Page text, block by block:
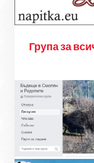
Група за